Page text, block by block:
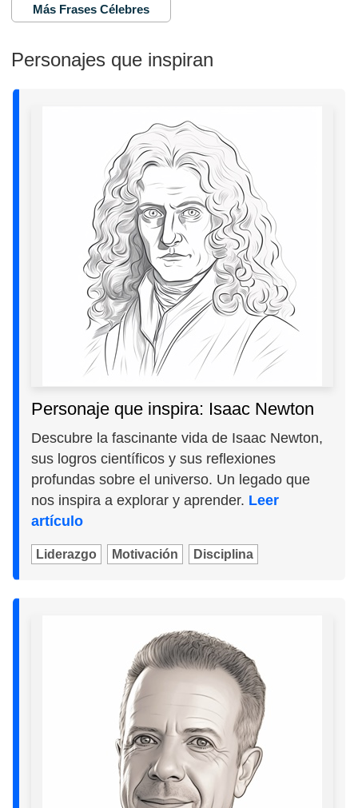
Más Frases Célebres
Personajes que inspiran
Personaje que inspira: Isaac Newton
Descubre la fascinante vida de Isaac Newton,
sus logros científicos y sus reflexiones
profundas sobre el universo. Un legado que
nos inspira a explorar y aprender. Leer
artículo
Liderazgo Motivación Disciplina